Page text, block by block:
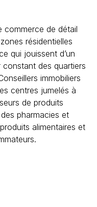
commerce de détail
résidentielles
qui jouissent d’un
des quartiers
immobiliers
centres jumelés à
de produits
pharmacies et
alimentaires et